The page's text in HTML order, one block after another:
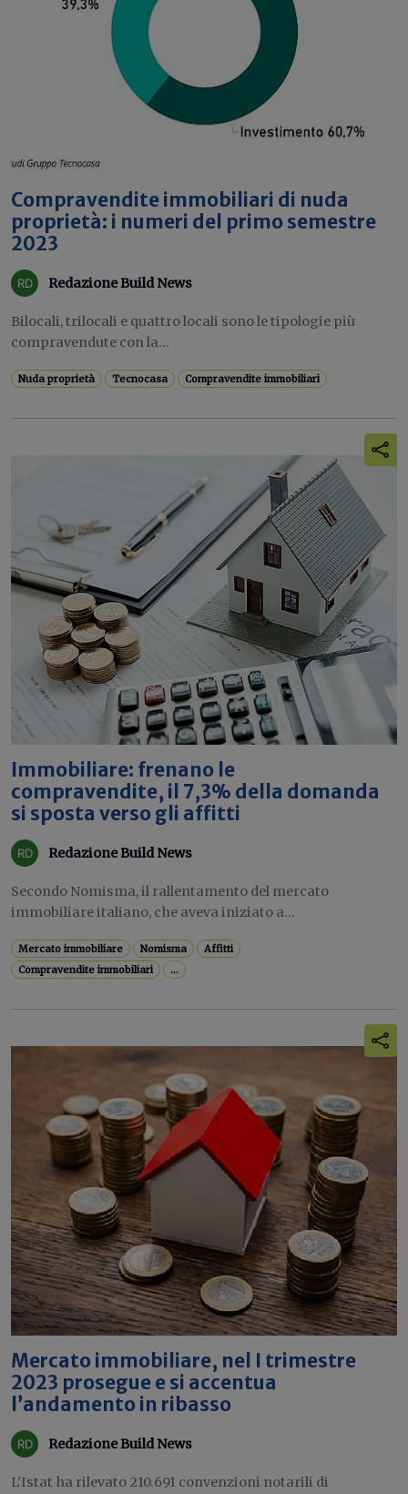
Compravendite immobiliari di nuda
proprietà: i numeri del primo semestre
2023
Redazione Build News
Bilocali, trilocali e quattro locali sono le tipologie più
compravendute con la...
Nuda proprietà Tecnocasa Compravendite immobiliari
Immobiliare: frenano le
compravendite, il 7,3% della domanda
si sposta verso gli affitti
Redazione Build News
Secondo Nomisma, il rallentamento del mercato
immobiliare italiano, che aveva iniziato a...
Mercato immobiliare Nomisma
Affitti
Compravendite immobiliari
...
Mercato immobiliare, nel I trimestre
2023 prosegue e si accentua
l’andamento in ribasso
Redazione Build News
L'Istat ha rilevato 210.691 convenzioni notarili di